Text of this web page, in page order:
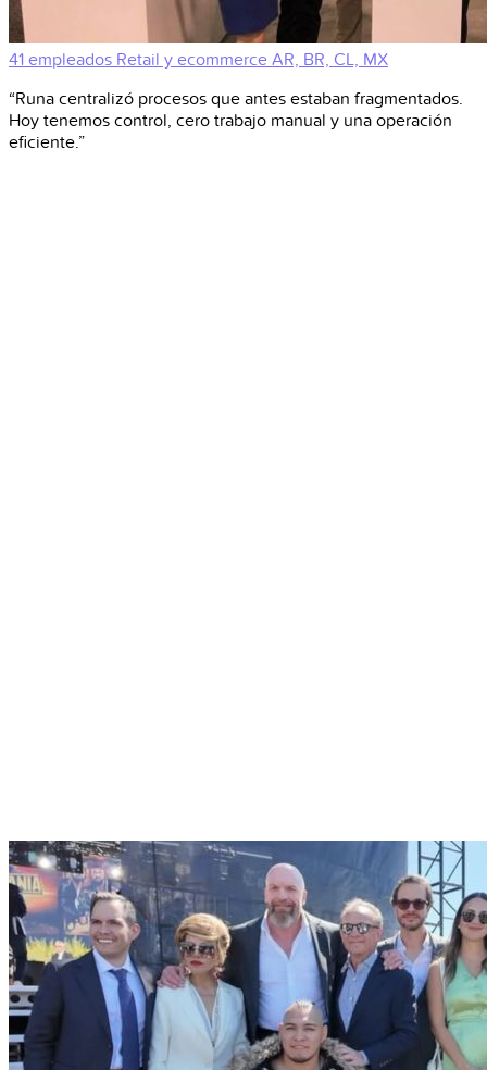
41 empleados Retail y ecommerce AR, BR, CL, MX
“Runa centralizó procesos que antes estaban fragmentados.
Hoy tenemos control, cero trabajo manual y una operación
eficiente.”